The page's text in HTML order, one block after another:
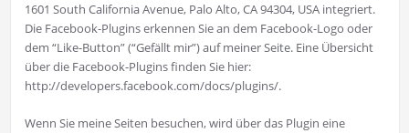
1601 South California Avenue, Palo Alto, CA 94304, USA integriert.
Die Facebook-Plugins erkennen Sie an dem Facebook-Logo oder
dem “Like-Button” (“Gefällt mir”) auf meiner Seite. Eine Übersicht
über die Facebook-Plugins finden Sie hier:
http://developers.facebook.com/docs/plugins/.
Wenn Sie meine Seiten besuchen, wird über das Plugin eine